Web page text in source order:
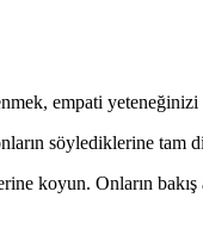
empati
söylediklerine tam
koyun. Onların